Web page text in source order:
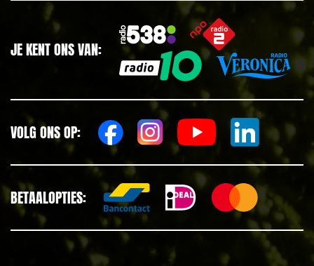
JE KENT ONS VAN:
VOLG ONS OP:
BETAALOPTIES: